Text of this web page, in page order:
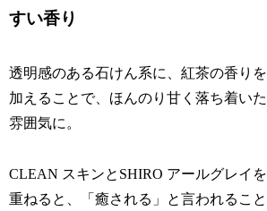
すい香り
透明感のある石けん系に、紅茶の香りを
加えることで、ほんのり甘く落ち着いた
雰囲気に。
CLEAN スキンとSHIRO アールグレイを
重ねると、「癒される」と言われること